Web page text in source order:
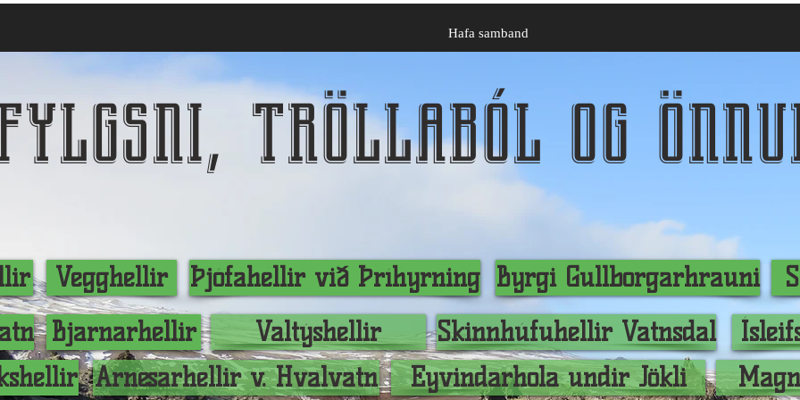
Hafa samband
tröllaból og
Vegghellir Þjófahellir við Þríhyrning Byrgi Gullborgarhrauni
Bjarnarhellir Valtýshellir Skinnhúfuhellir Vatnsdal
Arnesarhellir v. Hvalvatn Eyvindarhola undir Jökli